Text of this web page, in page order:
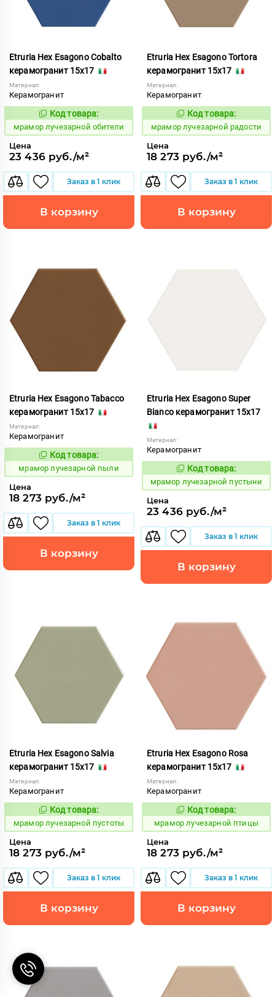
Etruria Hex Esagono Cobalto
керамогранит 15x17
Материал:
Керамогранит
1073437
Код товара:
мрамор лучезарной обители
Цена
23 436 руб./м²
Заказ в 1 клик
В корзину
Etruria Hex Esagono Tortora
керамогранит 15x17
Материал:
Керамогранит
1073452
Код товара:
мрамор лучезарной радости
Цена
18 273 руб./м²
Заказ в 1 клик
В корзину
Etruria Hex Esagono Tabacco
керамогранит 15x17
Материал:
Керамогранит
1073451
Код товара:
мрамор лучезарной пыли
Цена
18 273 руб./м²
Заказ в 1 клик
В корзину
Etruria Hex Esagono Super
Bianco керамогранит 15x17
Материал:
Керамогранит
1073450
Код товара:
мрамор лучезарной пустыни
Цена
23 436 руб./м²
Заказ в 1 клик
В корзину
Etruria Hex Esagono Salvia
керамогранит 15x17
Материал:
Керамогранит
1073449
Код товара:
мрамор лучезарной пустоты
Цена
18 273 руб./м²
Заказ в 1 клик
В корзину
Etruria Hex Esagono Rosa
керамогранит 15x17
Материал:
Керамогранит
1073448
Код товара:
мрамор лучезарной птицы
Цена
18 273 руб./м²
Заказ в 1 клик
В корзину